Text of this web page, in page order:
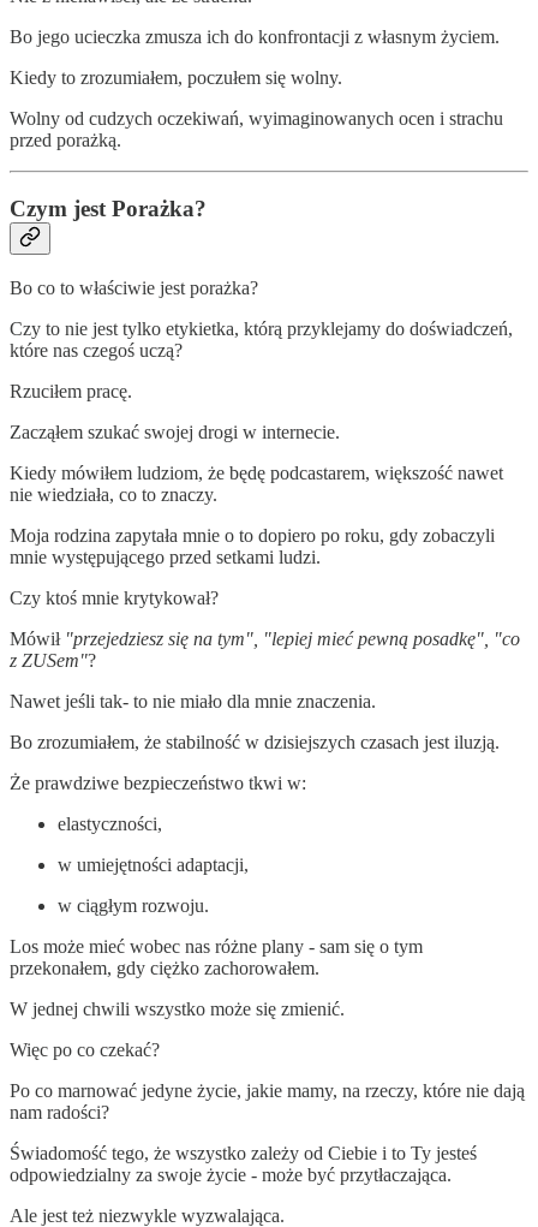
Bo jego ucieczka zmusza ich do konfrontacji z własnym życiem.
Kiedy to zrozumiałem, poczułem się wolny.
Wolny od cudzych oczekiwań, wyimaginowanych ocen i strachu
przed porażką.
Czym jest Porażka?
Bo co to właściwie jest porażka?
Czy to nie jest tylko etykietka, którą przyklejamy do doświadczeń,
które nas czegoś uczą?
Rzuciłem pracę.
Zacząłem szukać swojej drogi w internecie.
Kiedy mówiłem ludziom, że będę podcastarem, większość nawet
nie wiedziała, co to znaczy.
Moja rodzina zapytała mnie o to dopiero po roku, gdy zobaczyli
mnie występującego przed setkami ludzi.
Czy ktoś mnie krytykował?
Mówił "przejedziesz się na tym", "lepiej mieć pewną posadkę", "co
z ZUSem"?
Nawet jeśli tak- to nie miało dla mnie znaczenia.
Bo zrozumiałem, że stabilność w dzisiejszych czasach jest iluzją.
Że prawdziwe bezpieczeństwo tkwi w:
elastyczności,
w umiejętności adaptacji,
w ciągłym rozwoju.
Los może mieć wobec nas różne plany - sam się o tym
przekonałem, gdy ciężko zachorowałem.
W jednej chwili wszystko może się zmienić.
Więc po co czekać?
Po co marnować jedyne życie, jakie mamy, na rzeczy, które nie dają
nam radości?
Świadomość tego, że wszystko zależy od Ciebie i to Ty jesteś
odpowiedzialny za swoje życie - może być przytłaczająca.
Ale jest też niezwykle wyzwalająca.